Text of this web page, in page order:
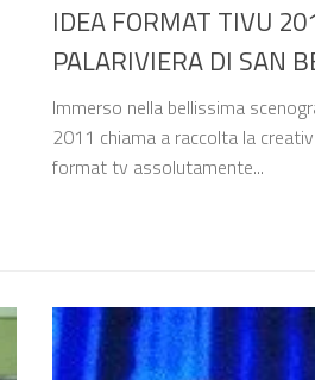
IDEA FORMAT TIVU
PALARIVIERA DI SAN
Immerso nella bellissima
2011 chiama a raccolta la
format tv assolutamente...